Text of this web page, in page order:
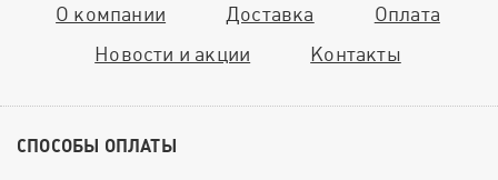
О компании Доставка
Оплата
Новости и акции
Контакты
СПОСОБЫ ОПЛАТЫ